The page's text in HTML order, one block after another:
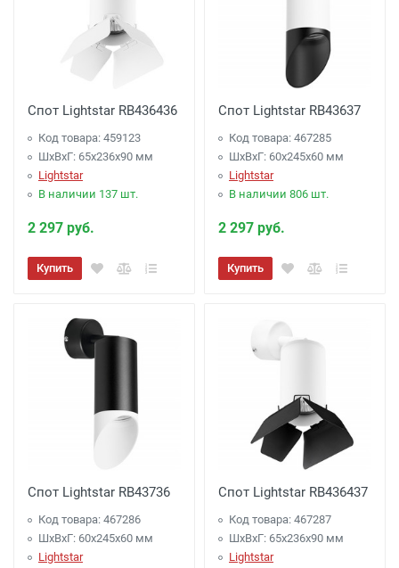
Спот Lightstar RB436436
Код товара: 459123
ШхВхГ: 65x236x90 мм
Lightstar
В наличии 137 шт.
2 297 руб.
Купить
Спот Lightstar RB43637
Код товара: 467285
ШхВхГ: 60x245x60 мм
Lightstar
В наличии 806 шт.
2 297 руб.
Купить
Спот Lightstar RB43736
Код товара: 467286
ШхВхГ: 60x245x60 мм
Lightstar
Спот Lightstar RB436437
Код товара: 467287
ШхВхГ: 65x236x90 мм
Lightstar